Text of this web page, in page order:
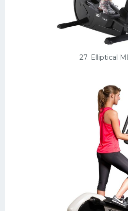
27. Elliptical